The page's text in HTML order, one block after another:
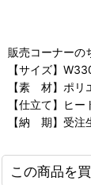
販売コーナーの
【サイズ】
【素 材】ポリ
【仕立て】ヒ
【納 期】受注
この商品を